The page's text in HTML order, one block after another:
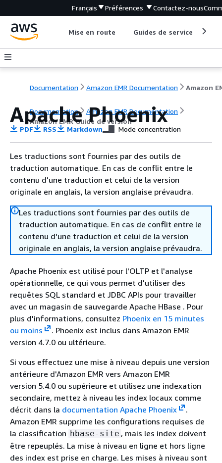
Français Préférences Contactez-nous
Mise en route Guides de service
Documentation Amazon EMR Documentation
Documentation
Amazon EMR Documentation
Amazon EMR Guide de version
Apache Phoenix
PDF RSS Markdown Mode concentration
Les traductions sont fournies par des outils de
traduction automatique. En cas de conflit entre le
contenu d'une traduction et celui de la version
originale en anglais, la version anglaise prévaudra.
Les traductions sont fournies par des outils de
traduction automatique. En cas de conflit entre le
contenu d'une traduction et celui de la version
originale en anglais, la version anglaise prévaudra.
Apache Phoenix est utilisé pour l'OLTP et l'analyse
opérationnelle, ce qui vous permet d'utiliser des
requêtes SQL standard et JDBC APIs pour travailler
avec un magasin de sauvegarde Apache HBase . Pour
plus d'informations, consultez Phoenix en 15 minutes
ou moins
. Phoenix est inclus dans Amazon EMR
version 4.7.0 ou ultérieure.
Si vous effectuez une mise à niveau depuis une version
antérieure d'Amazon EMR vers Amazon EMR
version 5.4.0 ou supérieure et utilisez une indexation
secondaire, mettez à niveau les index locaux comme
décrit dans la documentation Apache Phoenix
.
Amazon EMR supprime les configurations requises de
la classification hbase-site , mais les index doivent
être repeuplés. La mise à niveau en ligne et hors ligne
des index est prise en charge. Les mises à niveau sont